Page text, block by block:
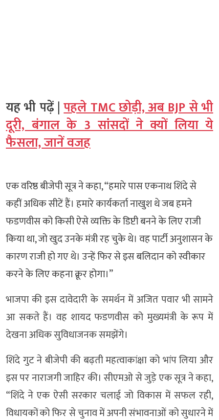
यह भी पढ़ें |पहले TMC छोड़ी, अब BJP से भी
दूरी, बंगाल के 3 सांसदों ने क्यों लिया ये
फैसला, जानें वजह
एक वरिष्ठ बीजेपी सूत्र ने कहा, “हमारे पास एकनाथ शिंदे से
कहीं अधिक सीटें हैं। हमारे कार्यकर्ता नाखुश थे जब हमने
फडणवीस को किसी ऐसे व्यक्ति के डिप्टी बनने के लिए राजी
किया था, जो खुद उनके मंत्री रह चुके थे। वह पार्टी अनुशासन के
कारण राजी हो गए थे। उन्हें फिर से इस बलिदान को स्वीकार
करने के लिए कहना क्रूर होगा।”
भाजपा की इस दावेदारी के समर्थन में अजित पवार भी सामने
आ सकते हैं। वह शायद फडणवीस को मुख्यमंत्री के रूप में
देखना अधिक सुविधाजनक समझेंगे।
शिंदे गुट ने बीजेपी की बढ़ती महत्वाकांक्षा को भांप लिया और
इस पर नाराजगी जाहिर की। सीएमओ से जुड़े एक सूत्र ने कहा,
“शिंदे ने एक ऐसी सरकार चलाई जो विकास में सफल रही,
विधायकों को फिर से चुनाव में अपनी संभावनाओं को सुधारने में